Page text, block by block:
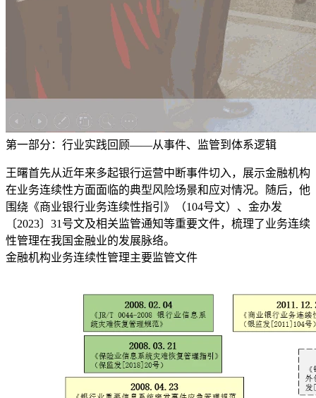
第一部分：行业实践回顾——从事件、监管到体系逻辑
王曙首先从近年来多起银行运营中断事件切入，展示金融机构
在业务连续性方面面临的典型风险场景和应对情况。随后，他
围绕《商业银行业务连续性指引》（104号文）、金办发
〔2023〕31号文及相关监管通知等重要文件，梳理了业务连续
性管理在我国金融业的发展脉络。
金融机构业务连续性管理主要监管文件